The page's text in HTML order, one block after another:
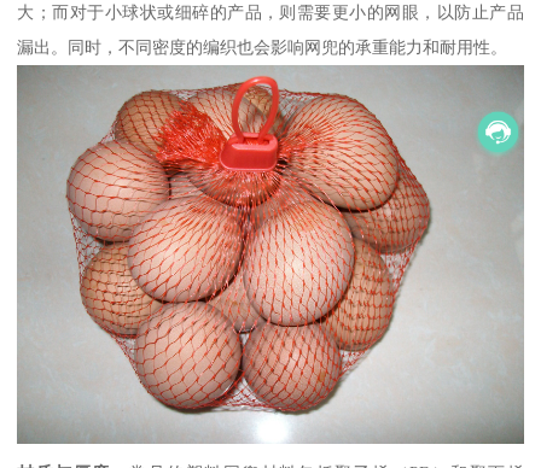
大；而对于小球状或细碎的产品，则需要更小的网眼，以防止产品
漏出。同时，不同密度的编织也会影响网兜的承重能力和耐用性。